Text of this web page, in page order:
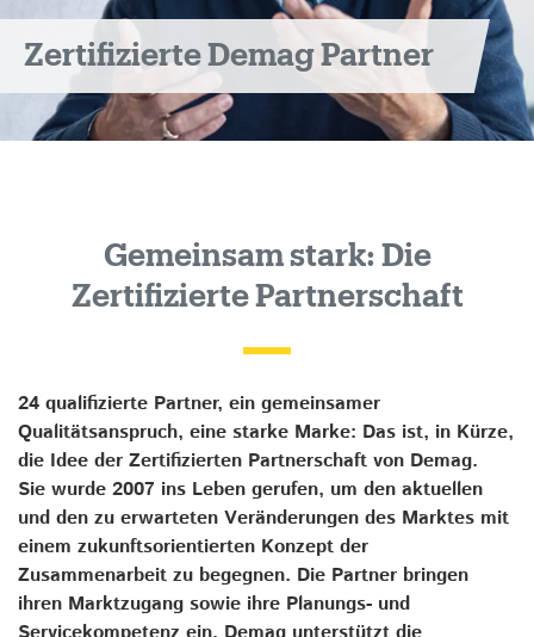
Zertifizierte Demag Partner
Gemeinsam stark: Die
Zertifizierte Partnerschaft
24 qualifizierte Partner, ein gemeinsamer
Qualitätsanspruch, eine starke Marke: Das ist, in Kürze,
die Idee der Zertifizierten Partnerschaft von Demag.
Sie wurde 2007 ins Leben gerufen, um den aktuellen
und den zu erwarteten Veränderungen des Marktes mit
einem zukunftsorientierten Konzept der
Zusammenarbeit zu begegnen. Die Partner bringen
ihren Marktzugang sowie ihre Planungs- und